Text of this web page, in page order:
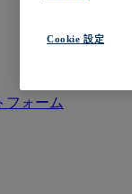
フォーム
Cookie 設定